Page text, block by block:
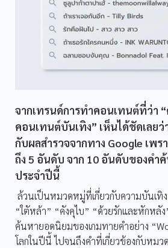
จากเทรนด์การทำคอนเทนต์ที่ว่า
คอนเทนต์บันเทิง” เห็นได้ชัดเลย
กับผลสำรวจจากทาง Google เพร
ถึง 5 อันดับ จาก 10 อันดับของคำ
ประจำปีนี้
ล้วนเป็นหมวดหมู่ที่เกี่ยวกับความบันเทิ
“ใตัหล้า” “คังคุไบ” “ด้วยรักและหักหลัง
ค้นหายอดนิยมของเกมทายคำอย่าง
โลกในปีนี้ ไปจนถึงคำที่เกี่ยวข้องกับหมว